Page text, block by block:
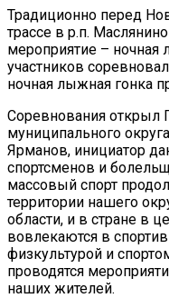
Традиционно перед
трассе в р.п.
мероприятие – ночная
участников
ночная лыжная гонка
Соревнования открыл
муниципального
Ярманов, инициатор
спортсменов и
массовый спорт
территории нашего
области, и в стране в
вовлекаются в
физкультурой и
проводятся
наших жителей.